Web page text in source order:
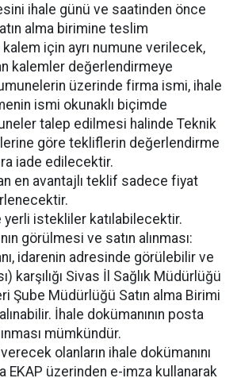
ihale günü ve saatinden önce
alma birimine teslim
için ayrı numune verilecek,
kalemler değerlendirmeye
üzerinde firma ismi, ihale
ismi okunaklı biçimde
talep edilmesi halinde Teknik
göre tekliflerin değerlendirme
iade edilecektir.
en avantajlı teklif sadece fiyat
yerli istekliler katılabilecektir.
görülmesi ve satın alınması:
idarenin adresinde görülebilir ve
karşılığı Sivas İl Sağlık Müdürlüğü
Şube Müdürlüğü Satın alma Birimi
İhale dokümanının posta
mümkündür.
olanların ihale dokümanını
EKAP üzerinden e-imza kullanarak